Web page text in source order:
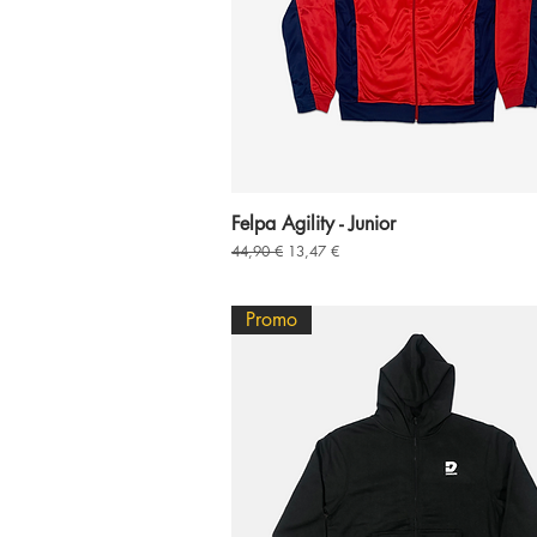
Felpa Agility - Junior
Prezzo regolare
44,90 € Prezzo scontato
13,47 €
Promo